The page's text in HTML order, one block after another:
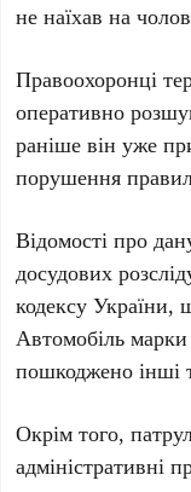
не наїхав на
Правоохоронці
оперативно
раніше він уже
порушення
Відомості про
досудових
кодексу України,
Автомобіль
пошкоджено інші
Окрім того,
адміністративні